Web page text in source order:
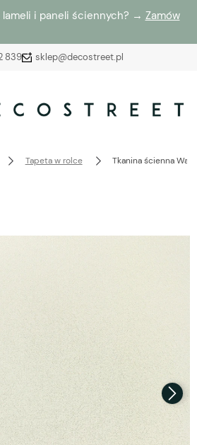
i paneli ściennych? → Zamów
839 sklep@decostreet.pl
Tapeta w rolce Tkanina ścienna